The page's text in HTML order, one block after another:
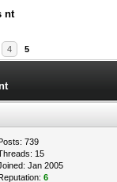
nt
4 5
739
15
Jan 2005
6